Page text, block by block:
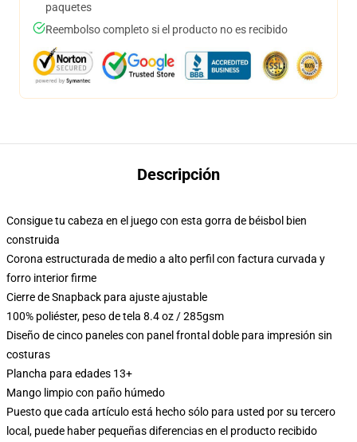
paquetes
Reembolso completo si el producto no es recibido
Descripción
Consigue tu cabeza en el juego con esta gorra de béisbol bien
construida
Corona estructurada de medio a alto perfil con factura curvada y
forro interior firme
Cierre de Snapback para ajuste ajustable
100% poliéster, peso de tela 8.4 oz / 285gsm
Diseño de cinco paneles con panel frontal doble para impresión sin
costuras
Plancha para edades 13+
Mango limpio con paño húmedo
Puesto que cada artículo está hecho sólo para usted por su tercero
local, puede haber pequeñas diferencias en el producto recibido